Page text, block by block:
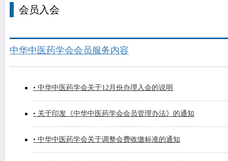
会员入会
中华中医药学会会员服务内容
• 中华中医药学会关于12月份办理入会的说明
• 关于印发《中华中医药学会会员管理办法》的通知
• 中华中医药学会关于调整会费收缴标准的通知